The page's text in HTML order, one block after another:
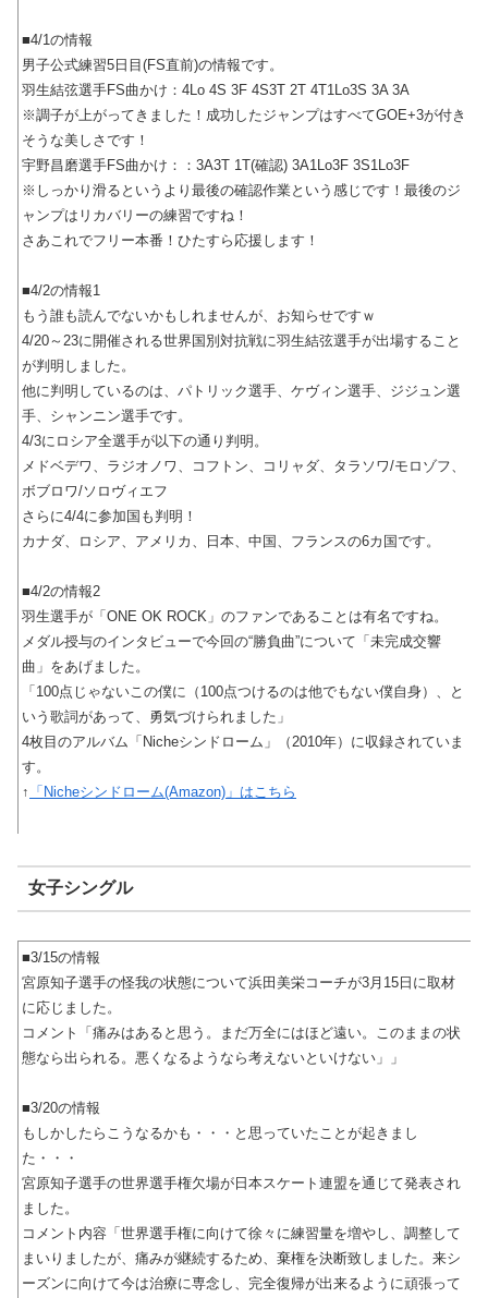
■4/1の情報
男子公式練習5日目(FS直前)の情報です。
羽生結弦選手FS曲かけ：4Lo 4S 3F 4S3T 2T 4T1Lo3S 3A 3A
※調子が上がってきました！成功したジャンプはすべてGOE+3が付き
そうな美しさです！
宇野昌磨選手FS曲かけ：：3A3T 1T(確認) 3A1Lo3F 3S1Lo3F
※しっかり滑るというより最後の確認作業という感じです！最後のジ
ャンプはリカバリーの練習ですね！
さあこれでフリー本番！ひたすら応援します！
■4/2の情報1
もう誰も読んでないかもしれませんが、お知らせですｗ
4/20～23に開催される世界国別対抗戦に羽生結弦選手が出場すること
が判明しました。
他に判明しているのは、パトリック選手、ケヴィン選手、ジジュン選
手、シャンニン選手です。
4/3にロシア全選手が以下の通り判明。
メドベデワ、ラジオノワ、コフトン、コリャダ、タラソワ/モロゾフ、
ボブロワ/ソロヴィエフ
さらに4/4に参加国も判明！
カナダ、ロシア、アメリカ、日本、中国、フランスの6カ国です。
■4/2の情報2
羽生選手が「ONE OK ROCK」のファンであることは有名ですね。
メダル授与のインタビューで今回の“勝負曲”について「未完成交響
曲」をあげました。
「100点じゃないこの僕に（100点つけるのは他でもない僕自身）、と
いう歌詞があって、勇気づけられました」
4枚目のアルバム「Nicheシンドローム」（2010年）に収録されていま
す。
↑ 「Nicheシンドローム(Amazon)」はこちら
女子シングル
■3/15の情報
宮原知子選手の怪我の状態について浜田美栄コーチが3月15日に取材
に応じました。
コメント「痛みはあると思う。まだ万全にはほど遠い。このままの状
態なら出られる。悪くなるようなら考えないといけない」」
■3/20の情報
もしかしたらこうなるかも・・・と思っていたことが起きまし
た・・・
宮原知子選手の世界選手権欠場が日本スケート連盟を通じて発表され
ました。
コメント内容「世界選手権に向けて徐々に練習量を増やし、調整して
まいりましたが、痛みが継続するため、棄権を決断致しました。来シ
ーズンに向けて今は治療に専念し、完全復帰が出来るように頑張って